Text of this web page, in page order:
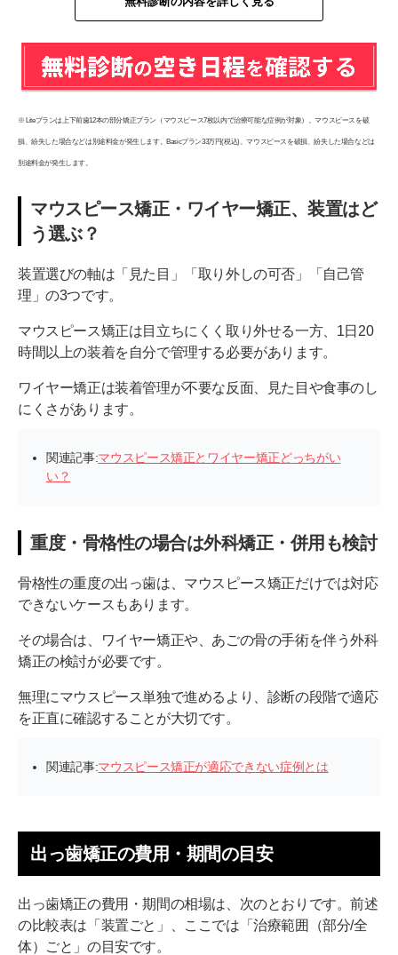
※ Liteプランは上下前歯12本の部分矯正プラン（マウスピース7枚以内で治療可能な症例が対象）。マウスピースを破
損、紛失した場合などは別途料金が発生します。Basicプラン33万円(税込)。マウスピースを破損、紛失した場合などは
別途料金が発生します。
マウスピース矯正・ワイヤー矯正、装置はど
う選ぶ？
装置選びの軸は「見た目」「取り外しの可否」「自己管
理」の3つです。
マウスピース矯正は目立ちにくく取り外せる一方、1日20
時間以上の装着を自分で管理する必要があります。
ワイヤー矯正は装着管理が不要な反面、見た目や食事のし
にくさがあります。
関連記事:マウスピース矯正とワイヤー矯正どっちがい
い？
重度・骨格性の場合は外科矯正・併用も検討
骨格性の重度の出っ歯は、マウスピース矯正だけでは対応
できないケースもあります。
その場合は、ワイヤー矯正や、あごの骨の手術を伴う外科
矯正の検討が必要です。
無理にマウスピース単独で進めるより、診断の段階で適応
を正直に確認することが大切です。
関連記事:マウスピース矯正が適応できない症例とは
出っ歯矯正の費用・期間の目安
出っ歯矯正の費用・期間の相場は、次のとおりです。前述
の比較表は「装置ごと」、ここでは「治療範囲（部分/全
体）ごと」の目安です。